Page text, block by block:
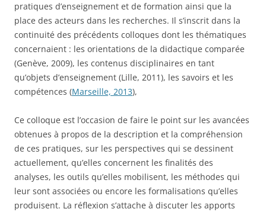
pratiques d’enseignement et de formation ainsi que la
place des acteurs dans les recherches. Il s’inscrit dans la
continuité des précédents colloques dont les thématiques
concernaient : les orientations de la didactique comparée
(Genève, 2009), les contenus disciplinaires en tant
qu’objets d’enseignement (Lille, 2011), les savoirs et les
compétences (Marseille, 2013),
Ce colloque est l’occasion de faire le point sur les avancées
obtenues à propos de la description et la compréhension
de ces pratiques, sur les perspectives qui se dessinent
actuellement, qu’elles concernent les finalités des
analyses, les outils qu’elles mobilisent, les méthodes qui
leur sont associées ou encore les formalisations qu’elles
produisent. La réflexion s’attache à discuter les apports